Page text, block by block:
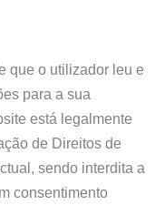
que o utilizador leu e
para a sua
está legalmente
de Direitos de
sendo interdita a
consentimento